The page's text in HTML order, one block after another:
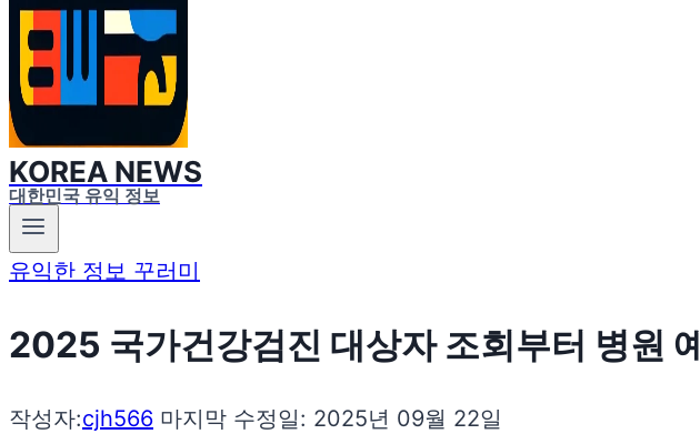
KOREA NEWS
대한민국 유익 정보
유익한 정보 꾸러미
2025 국가건강검진 대상자 조회부터 병원
작성자:cjh566 마지막 수정일: 2025년 09월 22일